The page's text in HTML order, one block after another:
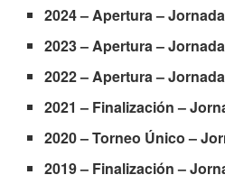
2024 – Apertura –
2023 – Apertura –
2022 – Apertura –
2021 – Finalización –
2020 – Torneo Único –
2019 – Finalización –